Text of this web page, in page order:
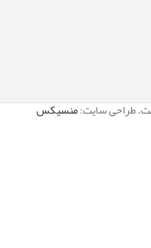
طراحی سایت:منسیکس